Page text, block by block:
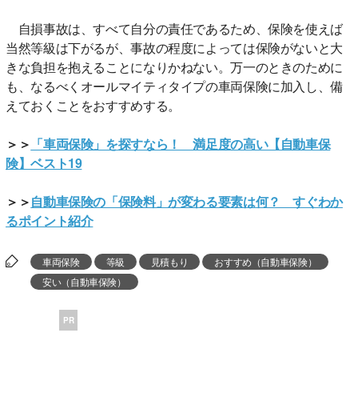
自損事故は、すべて自分の責任であるため、保険を使えば
当然等級は下がるが、事故の程度によっては保険がないと大
きな負担を抱えることになりかねない。万一のときのために
も、なるべくオールマイティタイプの車両保険に加入し、備
えておくことをおすすめする。
＞＞ 「車両保険」を探すなら！ 満足度の高い【自動車保
険】ベスト19
＞＞自動車保険の「保険料」が変わる要素は何？ すぐわか
るポイント紹介
車両保険 等級 見積もり
おすすめ（自動車保険）
安い（自動車保険）
PR